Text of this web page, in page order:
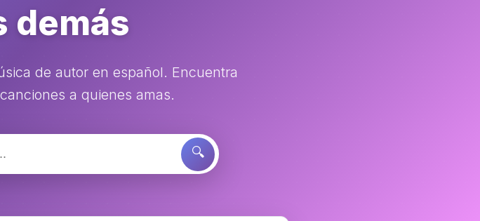
demás
de autor en español. Encuentra
a quienes amas.
🔍